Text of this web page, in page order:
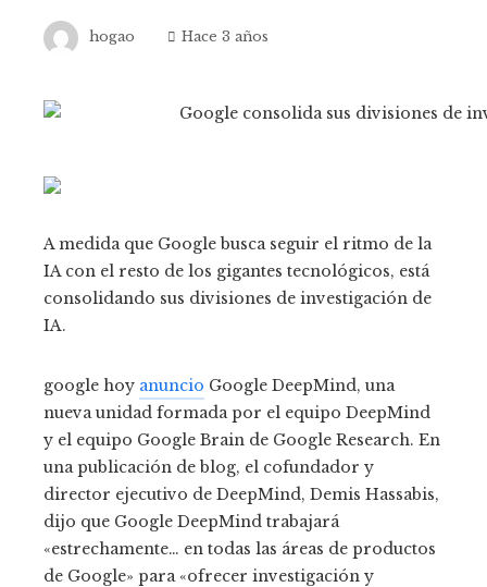
hogao Hace 3 años
A medida que Google busca seguir el ritmo de la
IA con el resto de los gigantes tecnológicos, está
consolidando sus divisiones de investigación de
IA.
google hoy anuncio Google DeepMind, una
nueva unidad formada por el equipo DeepMind
y el equipo Google Brain de Google Research. En
una publicación de blog, el cofundador y
director ejecutivo de DeepMind, Demis Hassabis,
dijo que Google DeepMind trabajará
«estrechamente… en todas las áreas de productos
de Google» para «ofrecer investigación y